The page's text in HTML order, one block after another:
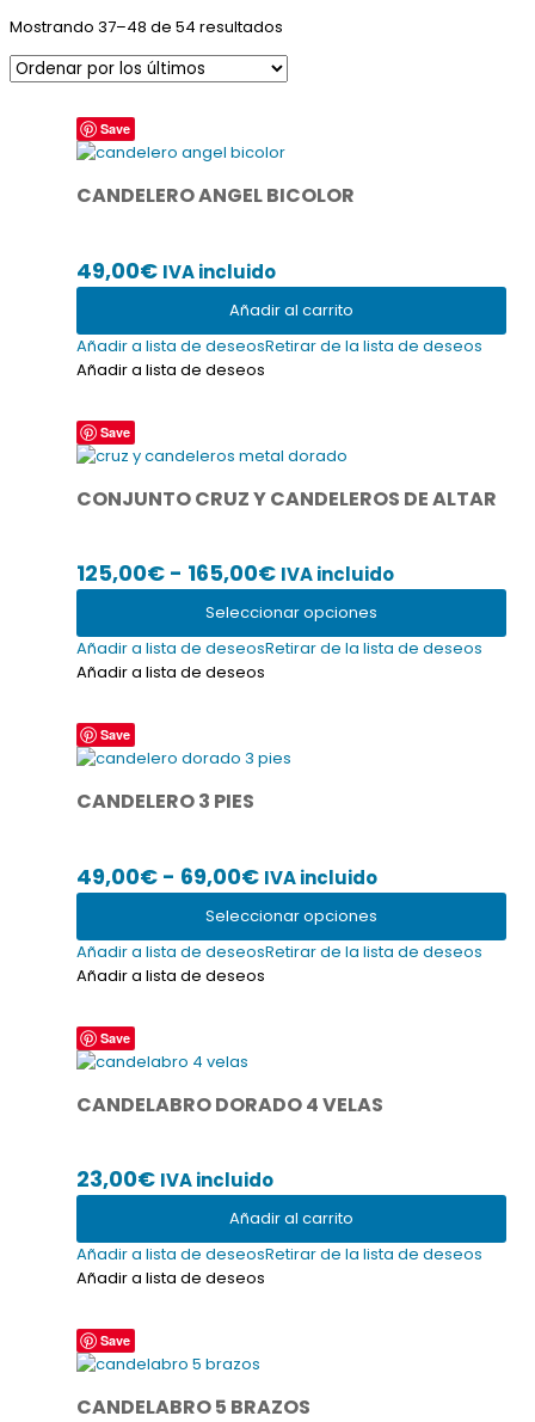
Mostrando 37–48 de 54 resultados
por
los
Save
CANDELERO ANGEL BICOLOR
49,00€ IVA incluido
Añadir al carrito
Añadir a lista de deseosRetirar de la lista de deseos
Añadir a lista de deseos
Save
CONJUNTO CRUZ Y CANDELEROS DE ALTAR
125,00€ - 165,00€Rango
de
precios:
165,00€
IVA incluido
Seleccionar opciones
Este
producto
múltiples
opciones
se
elegir
en
de
producto
Añadir a lista de deseosRetirar de la lista de deseos
Añadir a lista de deseos
Save
CANDELERO 3 PIES
49,00€ - 69,00€Rango
de
precios:
desde
IVA incluido
Seleccionar opciones
Este
producto
múltiples
opciones
se
elegir
en
de
producto
Añadir a lista de deseosRetirar de la lista de deseos
Añadir a lista de deseos
Save
CANDELABRO DORADO 4 VELAS
23,00€ IVA incluido
Añadir al carrito
Añadir a lista de deseosRetirar de la lista de deseos
Añadir a lista de deseos
Save
CANDELABRO 5 BRAZOS